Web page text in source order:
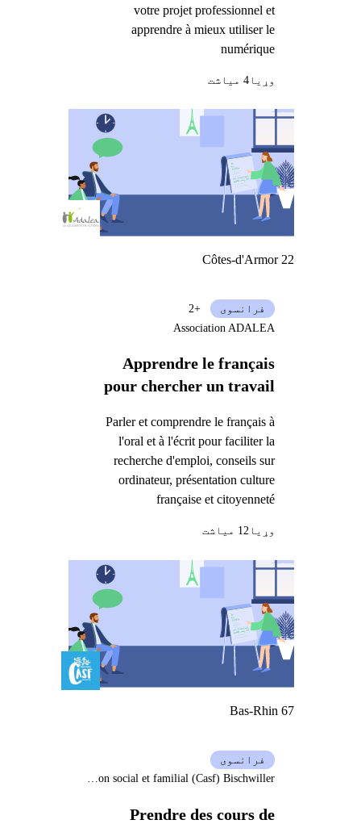
votre projet professionnel et
apprendre à mieux utiliser le
numérique
وړيا4 میاشت
Côtes-d'Armor 22
Apprendre le français
pour chercher un travail
Parler et comprendre le français à
l'oral et à l'écrit pour faciliter la
recherche d'emploi, conseils sur
ordinateur, présentation culture
française et citoyenneté
فرانسوی
+2
Association ADALEA
وړيا12 میاشت
Bas-Rhin 67
Prendre des cours de
فرانسوی